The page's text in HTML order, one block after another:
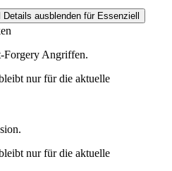
Details ausblenden für Essenziell
Forgery Angriffen.
nur für die aktuelle
nur für die aktuelle